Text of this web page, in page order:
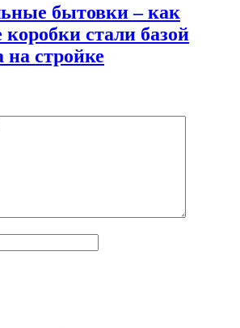
бытовки – как
стали базой
стройке